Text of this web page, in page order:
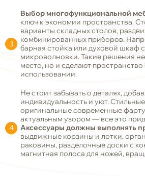
Выбор многофункциональной
ключ к экономии пространства.
варианты складных столов,
комбинированных приборов.
барная стойка или духовой шкаф
микроволновки. Такие решения
место, но и сделают
использовании.
Не стоит забывать о деталях,
индивидуальность и уют.
оригинальные современные
актуальным узором — все это
Аксессуары должны выполнять
выдвижные корзины и лотки,
раковины, разделочные доски с
магнитная полоса для ножей,